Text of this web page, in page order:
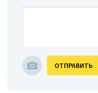
ОТПРАВИТЬ